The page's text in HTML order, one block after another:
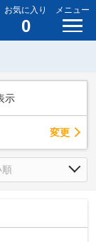
お気に入り
0
メニュー
示
変更